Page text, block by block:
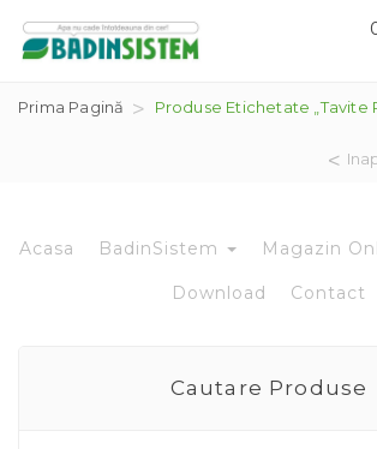
Prima Pagină Produse Etichetate „tavite
Acasa BadinSistem Magazin
Download Contact
Cautare Produse